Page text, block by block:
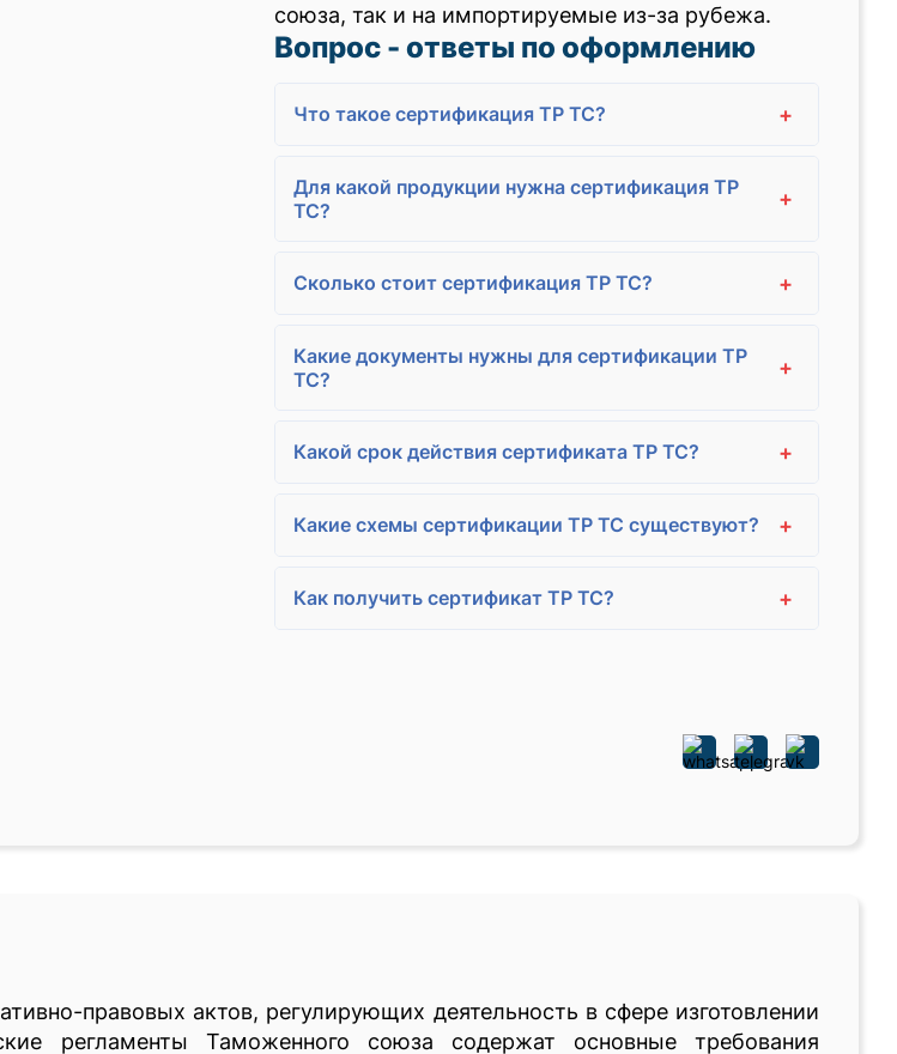
союза, так и на импортируемые из-за рубежа.
Вопрос - ответы по оформлению
Что такое сертификация ТР ТС? +
Для какой продукции нужна сертификация ТР
ТС?
+
Сколько стоит сертификация ТР ТС? +
Какие документы нужны для сертификации ТР
ТС?
+
Какой срок действия сертификата ТР ТС? +
Какие схемы сертификации ТР ТС существуют? +
Как получить сертификат ТР ТС? +
правовых актов, регулирующих деятельность в сфере изготовлении
регламенты Таможенного союза содержат основные требования